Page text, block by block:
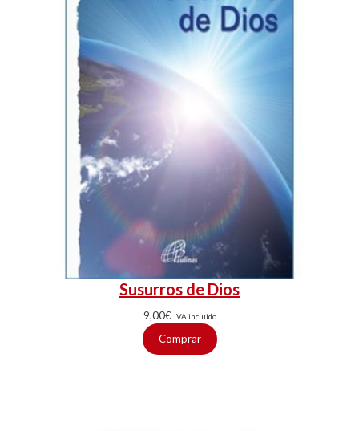
Susurros de Dios
9,00€ IVA incluido
Comprar